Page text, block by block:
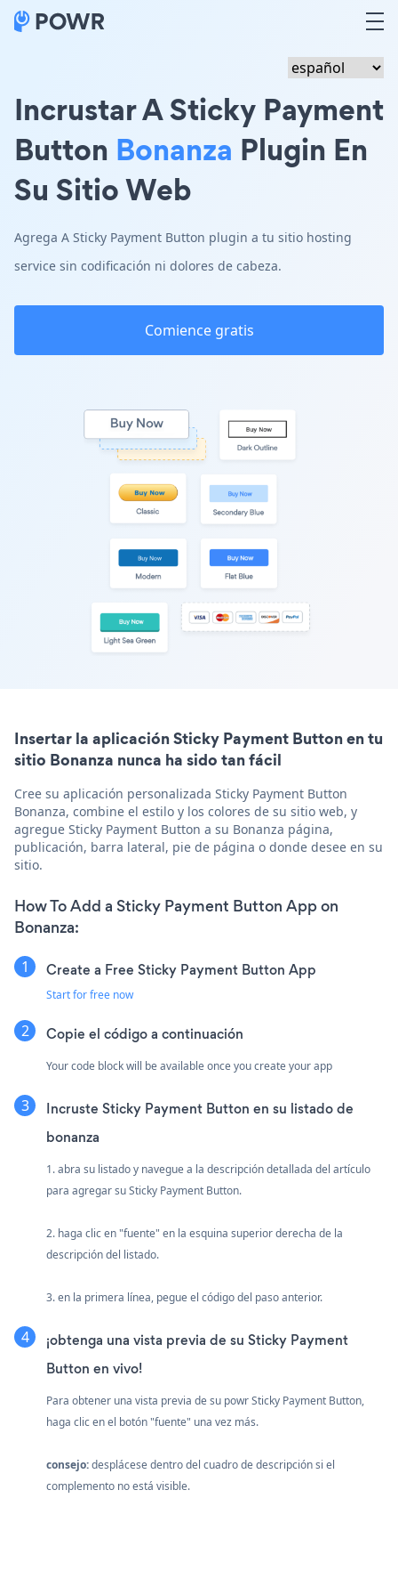
Incrustar A Sticky Payment
Button Bonanza Plugin En
Su Sitio Web
Agrega A Sticky Payment Button plugin a tu sitio hosting
service sin codificación ni dolores de cabeza.
Comience gratis
Insertar la aplicación Sticky Payment Button en tu
sitio Bonanza nunca ha sido tan fácil
Cree su aplicación personalizada Sticky Payment Button
Bonanza, combine el estilo y los colores de su sitio web, y
agregue Sticky Payment Button a su Bonanza página,
publicación, barra lateral, pie de página o donde desee en su
sitio.
How To Add a Sticky Payment Button App on
Bonanza:
Create a Free Sticky Payment Button App
Start for free now
Copie el código a continuación
Your code block will be available once you create your app
Incruste Sticky Payment Button en su listado de
bonanza
1. abra su listado y navegue a la descripción detallada del artículo
para agregar su Sticky Payment Button.
2. haga clic en "fuente" en la esquina superior derecha de la
descripción del listado.
3. en la primera línea, pegue el código del paso anterior.
¡obtenga una vista previa de su Sticky Payment
Button en vivo!
Para obtener una vista previa de su powr Sticky Payment Button,
haga clic en el botón "fuente" una vez más.
consejo:desplácese dentro del cuadro de descripción si el
complemento no está visible.